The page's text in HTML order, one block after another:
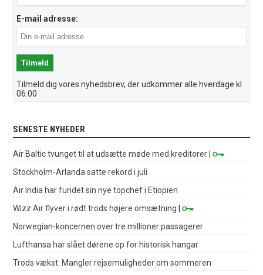
E-mail adresse:
Tilmeld dig vores nyhedsbrev, der udkommer alle hverdage kl.
06:00
SENESTE NYHEDER
Air Baltic tvunget til at udsætte møde med kreditorer |
Stockholm-Arlanda satte rekord i juli
Air India har fundet sin nye topchef i Etiopien
Wizz Air flyver i rødt trods højere omsætning |
Norwegian-koncernen over tre millioner passagerer
Lufthansa har slået dørene op for historisk hangar
Trods vækst: Mangler rejsemuligheder om sommeren